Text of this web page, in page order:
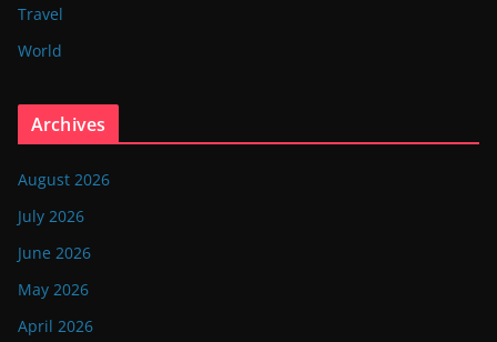
Travel
World
Archives
August 2026
July 2026
June 2026
May 2026
April 2026